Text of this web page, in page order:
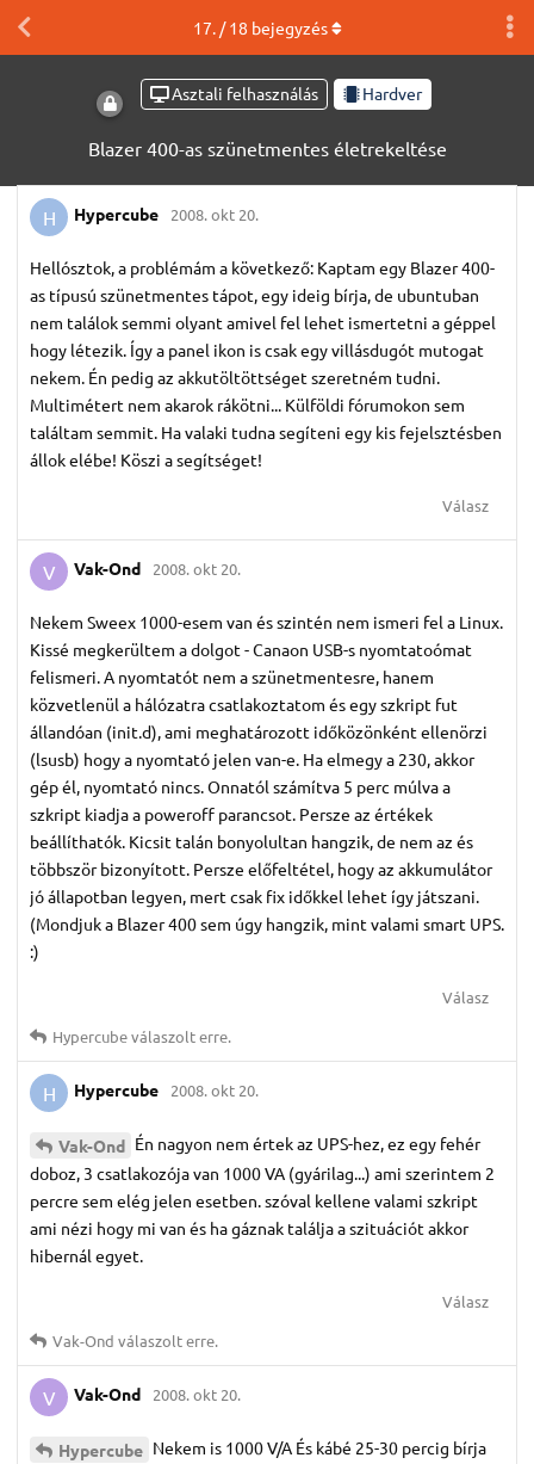
Asztali felhasználás Hardver
Blazer 400-as szünetmentes életrekeltése
17. /18 bejegyzés
H Hypercube 2008. okt 20.
Hellósztok, a problémám a következő: Kaptam egy Blazer 400-
as típusú szünetmentes tápot, egy ideig bírja, de ubuntuban
nem találok semmi olyant amivel fel lehet ismertetni a géppel
hogy létezik. Így a panel ikon is csak egy villásdugót mutogat
nekem. Én pedig az akkutöltöttséget szeretném tudni.
Multimétert nem akarok rákötni... Külföldi fórumokon sem
találtam semmit. Ha valaki tudna segíteni egy kis fejelsztésben
állok elébe! Köszi a segítséget!
Válasz
V Vak-Ond 2008. okt 20.
Nekem Sweex 1000-esem van és szintén nem ismeri fel a Linux.
Kissé megkerültem a dolgot - Canaon USB-s nyomtatoómat
felismeri. A nyomtatót nem a szünetmentesre, hanem
közvetlenül a hálózatra csatlakoztatom és egy szkript fut
állandóan (init.d), ami meghatározott időközönként ellenörzi
(lsusb) hogy a nyomtató jelen van-e. Ha elmegy a 230, akkor
gép él, nyomtató nincs. Onnatól számítva 5 perc múlva a
szkript kiadja a poweroff parancsot. Persze az értékek
beállíthatók. Kicsit talán bonyolultan hangzik, de nem az és
többször bizonyított. Persze előfeltétel, hogy az akkumulátor
jó állapotban legyen, mert csak fix időkkel lehet így játszani.
(Mondjuk a Blazer 400 sem úgy hangzik, mint valami smart UPS.
:)
Válasz
Hypercubeválaszolt erre.
H Hypercube 2008. okt 20.
Vak-Ond Én nagyon nem értek az UPS-hez, ez egy fehér
doboz, 3 csatlakozója van 1000 VA (gyárilag...) ami szerintem 2
percre sem elég jelen esetben. szóval kellene valami szkript
ami nézi hogy mi van és ha gáznak találja a szituációt akkor
hibernál egyet.
Válasz
Vak-Ond válaszolt erre.
V Vak-Ond 2008. okt 20.
Hypercube Nekem is 1000 V/A És kábé 25-30 percig bírja